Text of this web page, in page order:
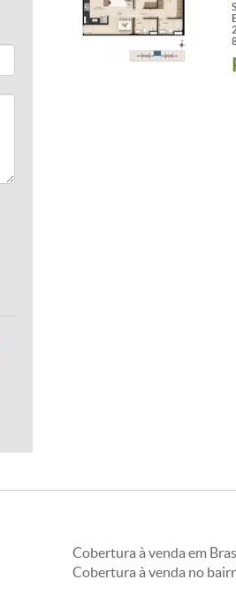
Cobertura à venda em
Cobertura à venda no